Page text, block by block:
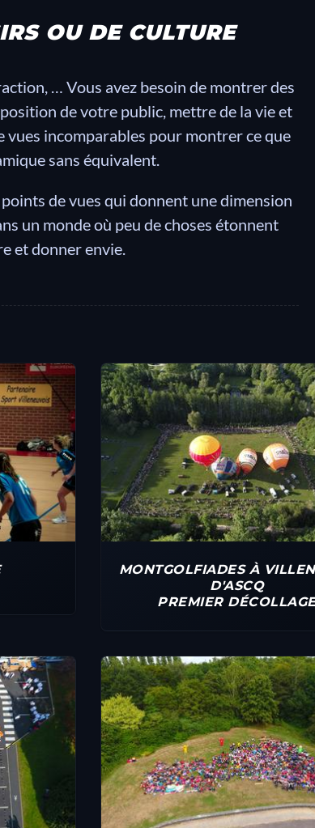
OU DE CULTURE
… Vous avez besoin de montrer des
de votre public, mettre de la vie et
vues incomparables pour montrer ce que
sans équivalent.
de vues qui donnent une dimension
un monde où peu de choses étonnent
et donner envie.
MONTGOLFIADES À
D'ASCQ
PREMIER